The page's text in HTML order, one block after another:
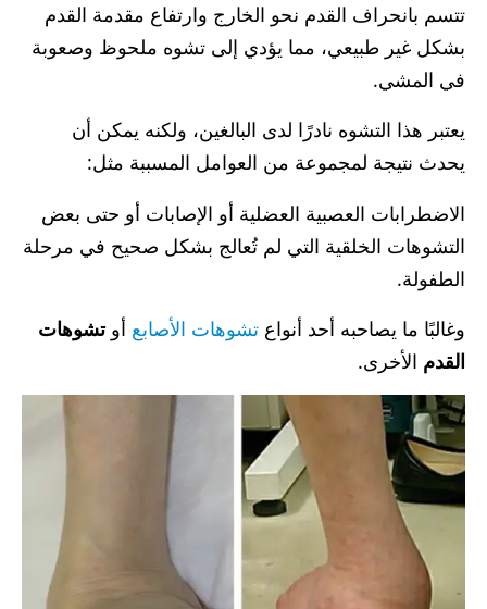
تتسم بانحراف القدم نحو الخارج وارتفاع مقدمة القدم
بشكل غير طبيعي، مما يؤدي إلى تشوه ملحوظ وصعوبة
في المشي.
يعتبر هذا التشوه نادرًا لدى البالغين، ولكنه يمكن أن
يحدث نتيجة لمجموعة من العوامل المسببة مثل:
الاضطرابات العصبية العضلية أو الإصابات أو حتى بعض
التشوهات الخلقية التي لم تُعالج بشكل صحيح في مرحلة
الطفولة.
وغالبًا ما يصاحبه أحد أنواع تشوهات الأصابع أوتشوهات
القدم الأخرى.